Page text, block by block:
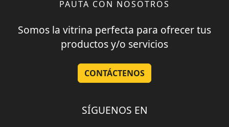
PAUTA CON NOSOTROS
Somos la vitrina perfecta para ofrecer tus
productos y/o servicios
CONTÁCTENOS
SÍGUENOS EN